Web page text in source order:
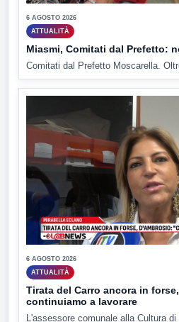
6 AGOSTO 2026
ATTUALITÀ
Miasmi, Comitati dal Prefetto:
Comitati dal Prefetto Moscarella.
6 AGOSTO 2026
ATTUALITÀ
Tirata del Carro ancora in
continuiamo a lavorare
L'assessore comunale alla Cultura